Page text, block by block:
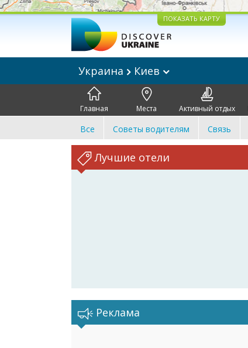
ПОКАЗАТЬ КАРТУ
Украина Киев
Главная Места Активный отдых
Все Советы водителям Связь
Лучшие отели
Реклама